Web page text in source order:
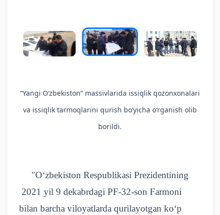
“Yangi O‘zbekiston” massivlarida issiqlik qozonxonalari
va issiqlik tarmoqlarini qurish bo‘yicha o‘rganish olib
borildi.
"O‘zbekiston Respublikasi Prezidentining
2021 yil 9 dekabrdagi PF-32-son Farmoni
bilan barcha viloyatlarda qurilayotgan ko‘p